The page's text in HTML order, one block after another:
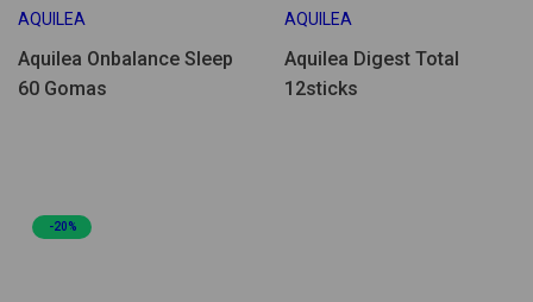
AQUILEA
Aquilea Onbalance Sleep
60 Gomas
AQUILEA
Aquilea Digest Total
12sticks
-20%